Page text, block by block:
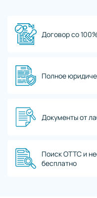
Договор со
Полное
Документы от
Поиск ОТТС и
бесплатно